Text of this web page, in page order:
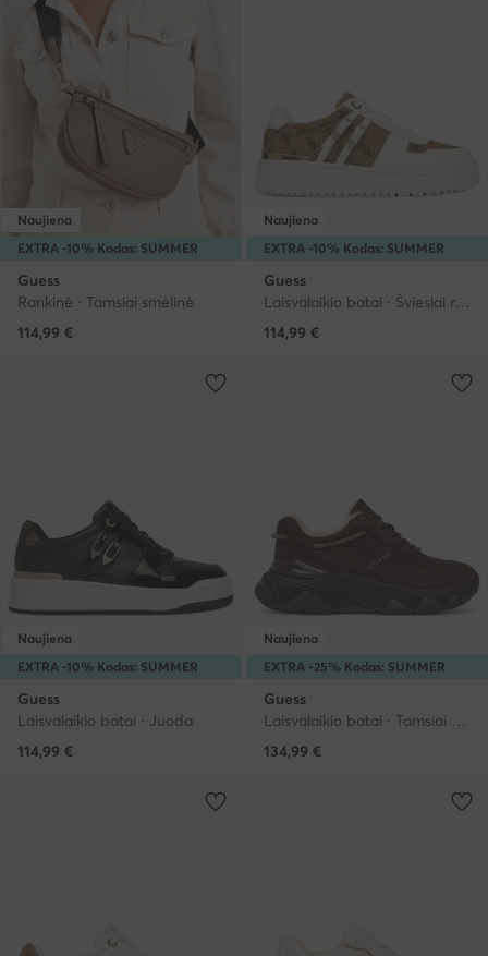
EXTRA -10% Kodas: SUMMER
Naujiena
Guess
Rankinė · Tamsiai smėlinė
114,99 €
EXTRA -10% Kodas: SUMMER
Naujiena
Guess
Laisvalaikio batai · Šviesiai ruda
114,99 €
EXTRA -10% Kodas: SUMMER
Naujiena
Guess
Laisvalaikio batai · Juoda
114,99 €
EXTRA -25% Kodas: SUMMER
Naujiena
Guess
Laisvalaikio batai · Tamsiai ruda
134,99 €